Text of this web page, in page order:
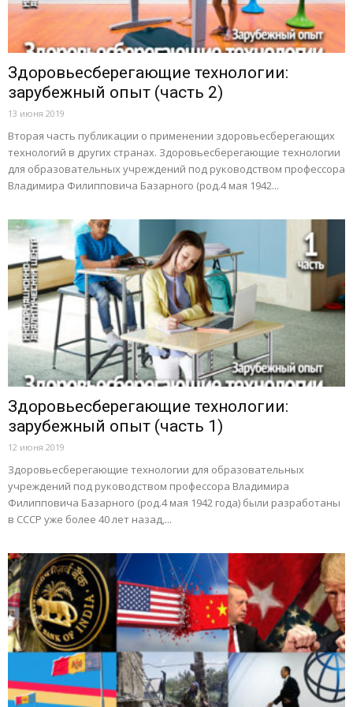
Здоровьесберегающие технологии:
зарубежный опыт (часть 2)
13 июня 2019
Вторая часть публикации о применении здоровьесберегающих
технологий в других странах. Здоровьесберегающие технологии
для образовательных учреждений под руководством профессора
Владимира Филипповича Базарного (род.4 мая 1942...
Здоровьесберегающие технологии:
зарубежный опыт (часть 1)
12 июня 2019
Здоровьесберегающие технологии для образовательных
учреждений под руководством профессора Владимира
Филипповича Базарного (род.4 мая 1942 года) были разработаны
в СССР уже более 40 лет назад,...